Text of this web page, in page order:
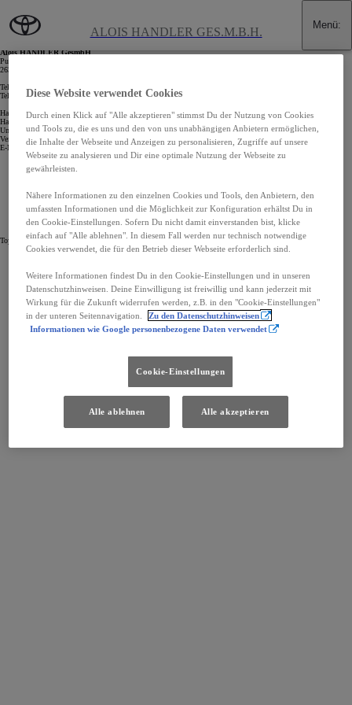
ALOIS HANDLER GES.M.B.H. Menü:
Impressum
Alois HANDLER GesmbH
Puchbergerstraße 65
2630 Ternitz - St.Johann
Telefon: 02630-38912
Telefax: 02630-38912-17
Handelsregisternr.: 108083x
Handelsregister und Registergericht: Landesgericht Wiener Neustadt
Umsatzsteueridentifikationsnummer (gemäß §27a Umsatzsteuergesetz): ATU19648601
Vertretungsberechtigte(r): Michael Handler
E-Mail: office@toyota-handler.at
Impressum
Datenschutz- und Cookie-Richtlinien
(Öffnet ein neues Fenster)
(Öffnet ein neues Fenster)
Toyota Austria GmbH Copyright © 2026
Diese Website verwendet Cookies
Durch einen Klick auf "Alle akzeptieren" stimmst Du der Nutzung von Cookies
und Tools zu, die es uns und den von uns unabhängigen Anbietern ermöglichen,
die Inhalte der Webseite und Anzeigen zu personalisieren, Zugriffe auf unsere
Webseite zu analysieren und Dir eine optimale Nutzung der Webseite zu
gewährleisten.
Nähere Informationen zu den einzelnen Cookies und Tools, den Anbietern, den
umfassten Informationen und die Möglichkeit zur Konfiguration erhältst Du in
den Cookie-Einstellungen. Sofern Du nicht damit einverstanden bist, klicke
einfach auf "Alle ablehnen". In diesem Fall werden nur technisch notwendige
Cookies verwendet, die für den Betrieb dieser Webseite erforderlich sind.
Weitere Informationen findest Du in den Cookie-Einstellungen und in unseren
Datenschutzhinweisen. Deine Einwilligung ist freiwillig und kann jederzeit mit
Wirkung für die Zukunft widerrufen werden, z.B. in den "Cookie-Einstellungen"
in der unteren Seitennavigation.
Zu den Datenschutzhinweisen
Informationen wie Google personenbezogene Daten verwendet
Cookie-Einstellungen
Alle ablehnen Alle akzeptieren